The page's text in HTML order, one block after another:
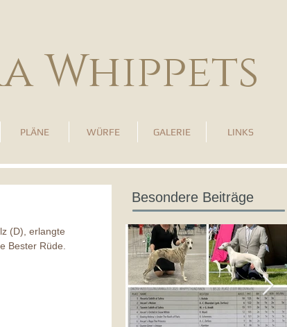
Whippets
PLÄNE WÜRFE GALERIE LINKS
(D), erlangte
Bester Rüde.
Besondere Beiträge